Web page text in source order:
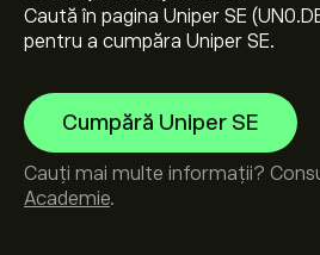
Caută în pagina Uniper SE
pentru a cumpăra Uniper SE.
Cumpără Uniper SE
Cauți mai multe informații?
Academie.